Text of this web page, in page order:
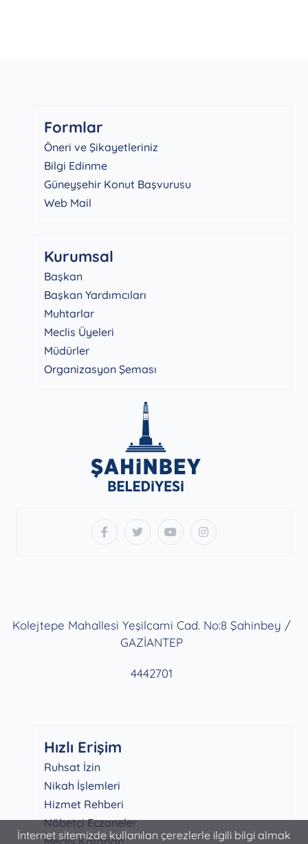
İnternet sitemizde kullanılan çerezlerle ilgili bilgi almak
Formlar
Öneri ve Şikayetleriniz
Bilgi Edinme
Güneyşehir Konut Başvurusu
Web Mail
Kurumsal
Başkan
Başkan Yardımcıları
Muhtarlar
Meclis Üyeleri
Müdürler
Organizasyon Şeması
Kolejtepe Mahallesi Yeşilcami Cad. No:8 Şahinbey /
GAZİANTEP
4442701
Hızlı Erişim
Ruhsat İzin
Nikah İşlemleri
Hizmet Rehberi
Nöbetçi Eczaneler
Meclis Kararları